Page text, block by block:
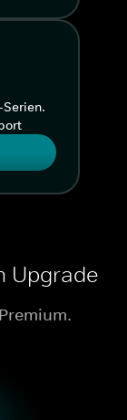
Upgrade